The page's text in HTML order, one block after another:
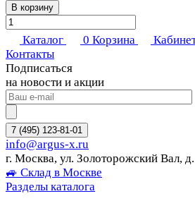
В корзину
Каталог 0 Корзина
Контакты
Подписаться
на новости и акции
7 (495) 123-81-01
info@argus-x.ru
г. Москва, ул. Золоторожский Вал,
🚙 Склад в Москве
Разделы каталога